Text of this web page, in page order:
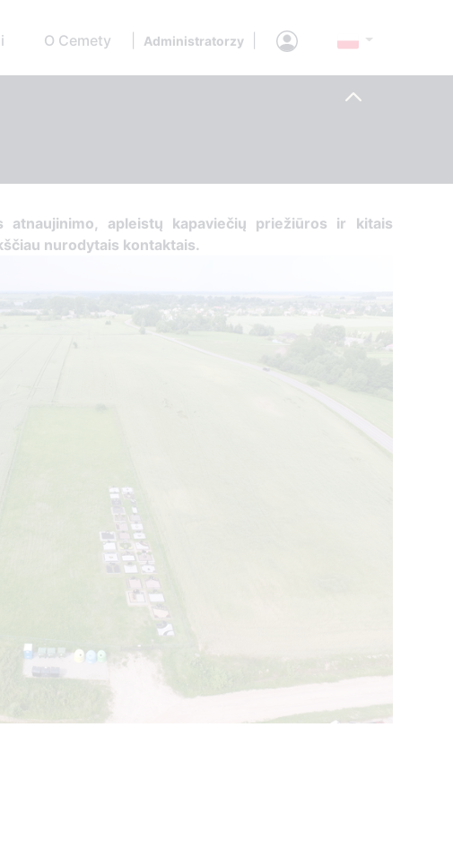
O Cemety Administratorzy
atnaujinimo, apleistų kapaviečių priežiūros ir kitais
nurodytais kontaktais.